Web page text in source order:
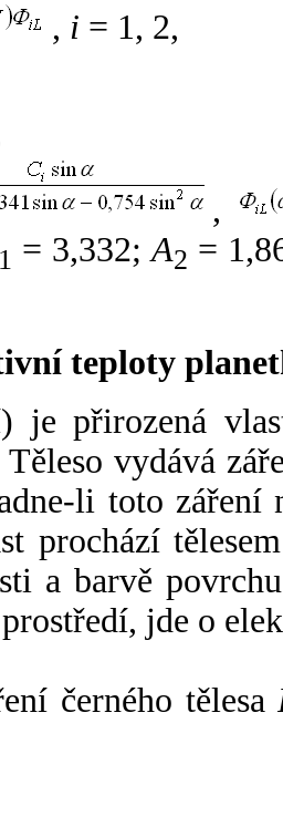
, i = 1, 2,
,
1 = 3,332;A2 =
teploty
je přirozená
Těleso vydává
li toto záření
prochází
a barvě
jde o
černého tělesa